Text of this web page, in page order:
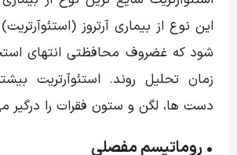
این نوع از بیماری آرتروز
شود که غضروف محافظتی انتهای
زمان تحلیل روند. استئوآرتریت
دست ها، لگن و ستون فقرات را درگیر
• روماتیسم مفصلی